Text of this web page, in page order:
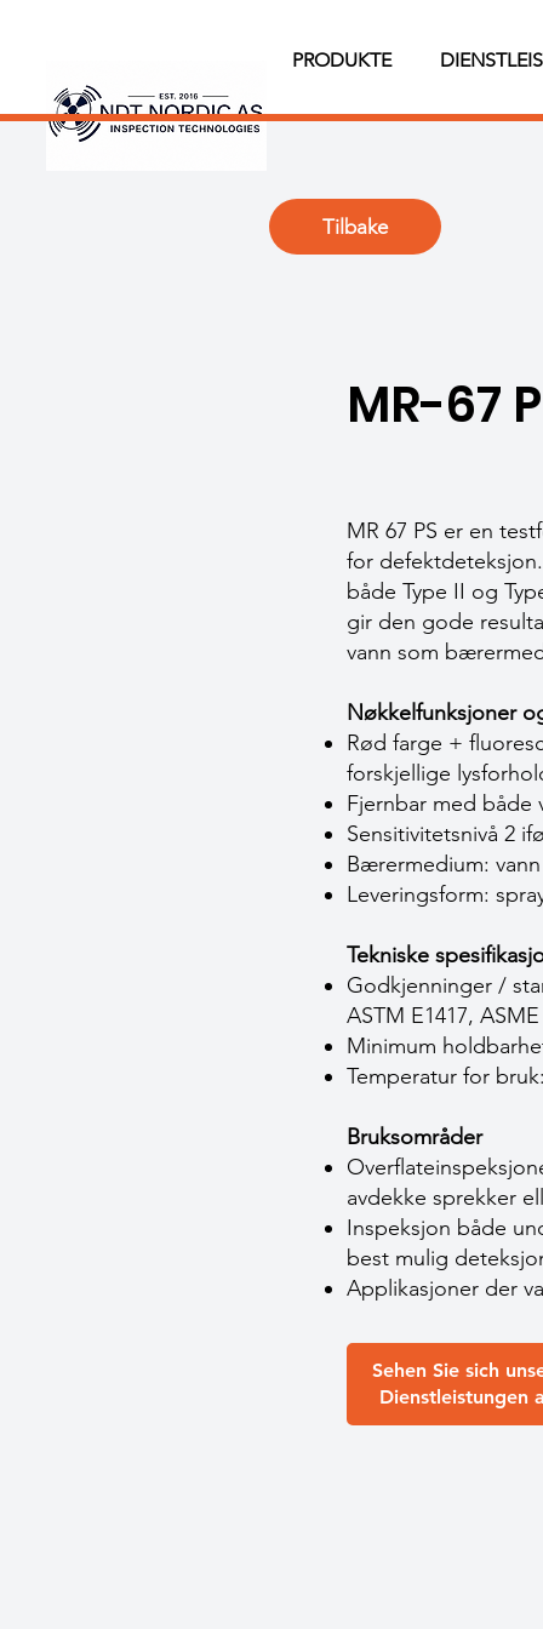
PRODUKTE
Tilbake
MR-67
MR 67 PS er en
for
både Type II og
gir den gode
vann som
Nøkkelfunksjoner
Rød farge +
forskjellige
Fjernbar med både
Sensitivitetsnivå 2
Bærermedium:
Leveringsform:
Tekniske
Godkjenninger /
ASTM E1417,
Minimum
Temperatur for
Bruksområder
avdekke sprekker
Inspeksjon både
best mulig
Applikasjoner der
Sehen Sie sich
Dienstleistungen